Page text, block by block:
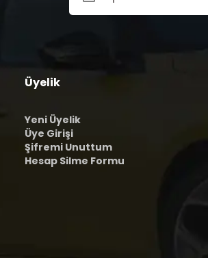
Üyelik
Yeni Üyelik
Üye Girişi
Şifremi Unuttum
Hesap Silme Formu